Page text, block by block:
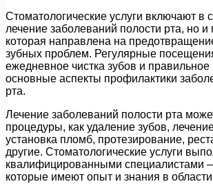
Стоматологические услуги включают в
лечение заболеваний полости рта, но и
которая направлена на
зубных проблем. Регулярные
ежедневное чистка зубов и
основные аспекты профилактики
рта.
Лечение заболеваний полости рта
процедуры, как удаление зубов,
установка пломб, протезирование,
другие. Стоматологические услуги
квалифицированными специалистами
которые имеют опыт и знания в